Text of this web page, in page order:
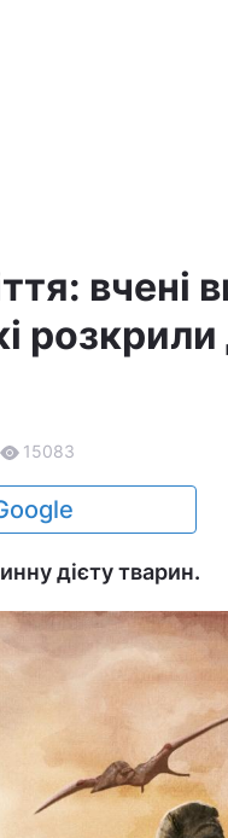
вчені
розкрили
15083
дієту тварин.